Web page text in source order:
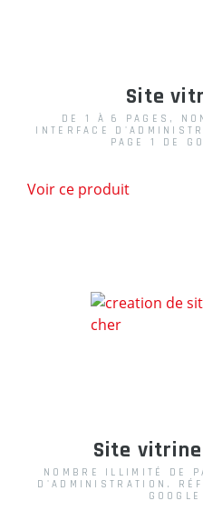
Site
DE 1 À 6 PAGES,
INTERFACE
PAGE 1 DE
Voir ce produit
Site
NOMBRE ILLIMITÉ DE
D'ADMINISTRATION.